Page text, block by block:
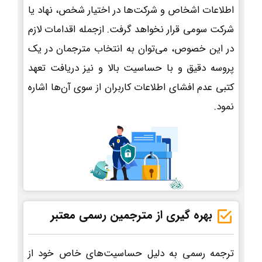
اطلاعات اشخاص و شرکت‌ها در اختیار شخص، نهاد یا
شرکت سومی قرار نخواهد گرفت. ازجمله اقدامات لازم
در این خصوص، می‌توان به انتخاب مترجمان در یک
پروسه دقیق و با حساسیت بالا و نیز دریافت تعهد
کتبی عدم افشای اطلاعات کاربران از سوی آن‌ها اشاره
نمود.
بهره گیری از مترجمین رسمی معتبر
ترجمه رسمی به دلیل حساسیت‌های خاص خود از